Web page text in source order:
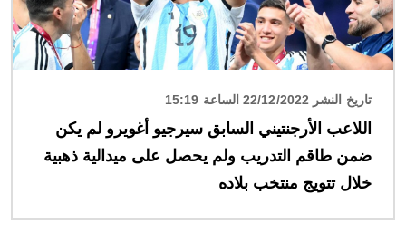
تاريخ النشر 22/12/2022 الساعة 15:19
اللاعب الأرجنتيني السابق سيرجيو أغويرو لم يكن
ضمن طاقم التدريب ولم يحصل على ميدالية ذهبية
خلال تتويج منتخب بلاده